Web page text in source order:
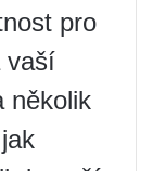
pro
vaší
několik